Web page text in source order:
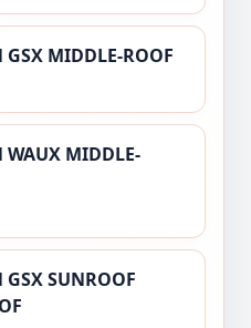
MIDDLE-ROOF
WAUX MIDDLE-
SUNROOF